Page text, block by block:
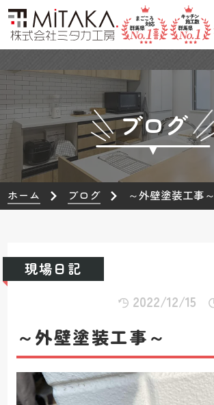
ブログ
ホーム ブログ ～外壁塗装工事～
現場日記
2022/12/15
～外壁塗装工事～